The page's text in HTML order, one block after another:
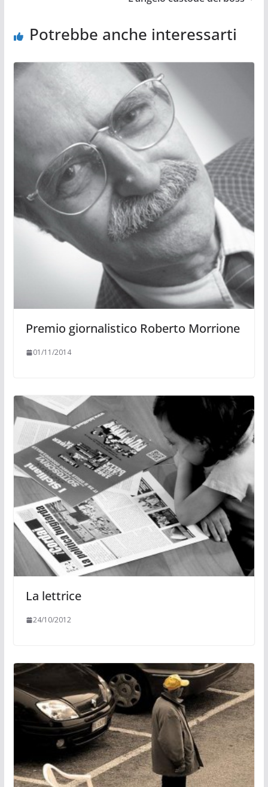
Potrebbe anche interessarti
Premio giornalistico Roberto Morrione
01/11/2014
La lettrice
24/10/2012